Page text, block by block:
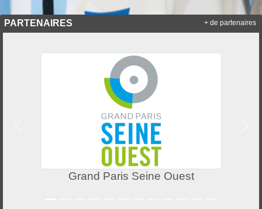
PARTENAIRES
Grand Paris Seine Ouest
+ de partenaires